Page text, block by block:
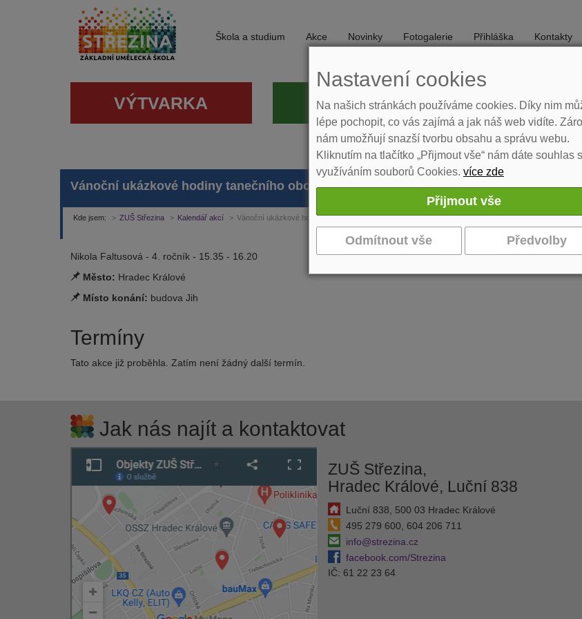
Škola a studium Akce Novinky Fotogalerie Přihláška Kontakty
VÝTVARKA DIVADLO
Vánoční ukázkové hodiny tanečního oboru
Kde jsem: ZUŠ Střezina Kalendář akcí Vánoční ukázkové hodiny tanečního oboru
Nikola Faltusová - 4. ročník - 15.35 - 16.20
Město: Hradec Králové
Místo konání: budova Jih
Termíny
Tato akce již proběhla. Zatím není žádný další termín.
Jak nás najít a kontaktovat
ZUŠ Střezina,
Hradec Králové, Luční 838
Luční 838, 500 03 Hradec Králové
495 279 600, 604 206 711
info@strezina.cz
facebook.com/Strezina
IČ: 61 22 23 64
Nastavení cookies
Na našich stránkách používáme cookies. Díky nim
lépe pochopit, co vás zajímá a jak náš web vidíte.
nám umožňují snazší tvorbu obsahu a správu webu.
Kliknutím na tlačítko „Přijmout vše“ nám dáte souhlas s
využíváním souborů Cookies. více zde